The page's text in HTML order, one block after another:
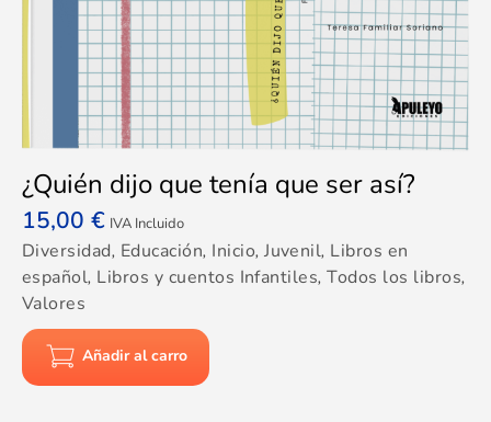
¿Quién dijo que tenía que ser así?
15,00 € IVA Incluido
Diversidad, Educación, Inicio,Juvenil, Libros en
español, Libros y cuentos Infantiles,Todos los libros,
Valores
Añadir al carro